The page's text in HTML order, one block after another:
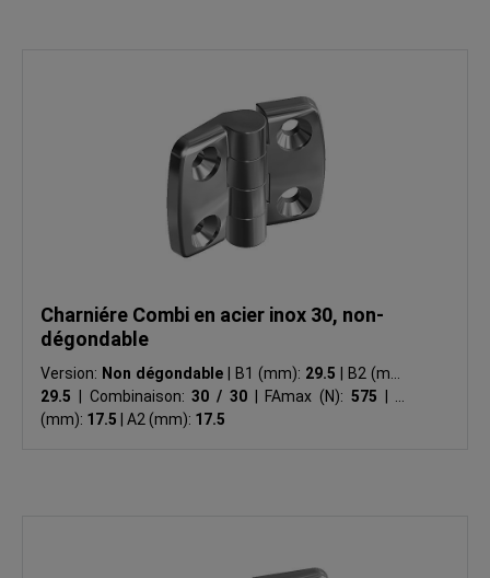
Charniére Combi en acier inox 30, non-
dégondable
Version: Non dégondable B1 (mm): 29.5
B2 (mm):
29.5
Combinaison:30 / 30 FAmax (N): 575
(mm): 17.5 A2 (mm): 17.5